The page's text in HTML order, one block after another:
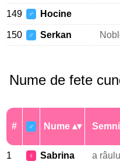
149 ♂ Hocine
150 ♂ Serkan
Nume de fete
# ♂ Nume
1 ♀ Sabrina a